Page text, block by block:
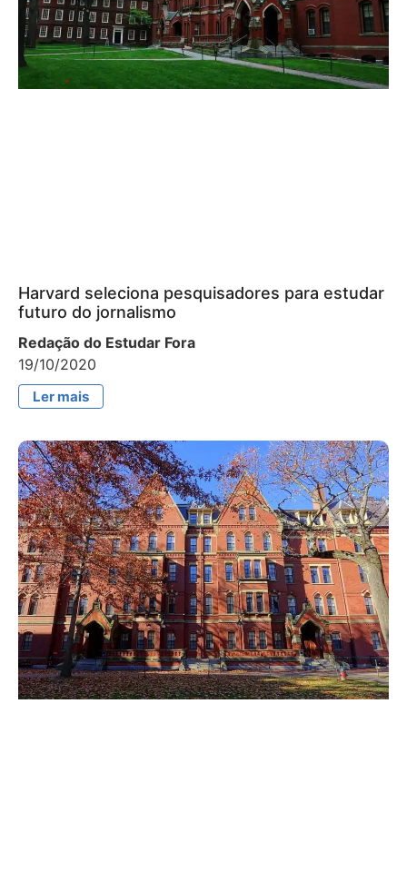
Harvard seleciona pesquisadores para estudar
futuro do jornalismo
Redação do Estudar Fora
19/10/2020
Ler mais